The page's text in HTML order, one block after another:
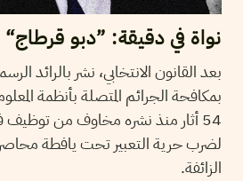
نواة في دقيقة: ”دبو قرطاج“
بعد القانون الانتخابي، نشر بالرائد
بمكافحة الجرائم المتصلة بأنظمة
54 أثار منذ نشره مخاوف من
لضرب حرية التعبير تحت يافطة
الزائفة.